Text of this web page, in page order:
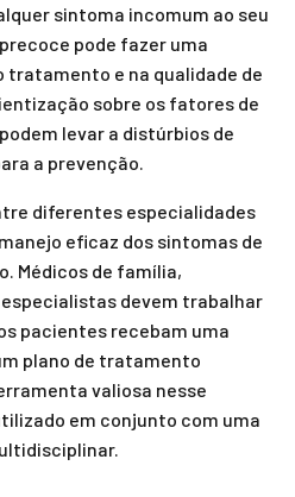
sintoma incomum ao seu
pode fazer uma
e na qualidade de
sobre os fatores de
levar a distúrbios de
a prevenção.
diferentes especialidades
eficaz dos sintomas de
Médicos de família,
devem trabalhar
pacientes recebam uma
plano de tratamento
valiosa nesse
em conjunto com uma